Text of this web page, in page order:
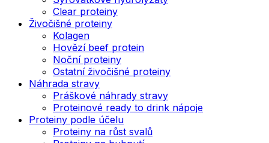
Clear proteiny
Živočišné proteiny
Kolagen
Hovězí beef protein
Noční proteiny
Ostatní živočišné proteiny
Náhrada stravy
Práškové náhrady stravy
Proteinové ready to drink nápoje
Proteiny podle účelu
Proteiny na růst svalů